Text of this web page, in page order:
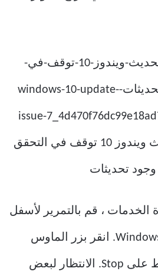
الخدمات ، قم بالتمرير لأسفل
وابحث عن Windows Update. انقر بزر الماوس
الأيمن فوقه ثم اضغط على Stop. الانتظار لبعض